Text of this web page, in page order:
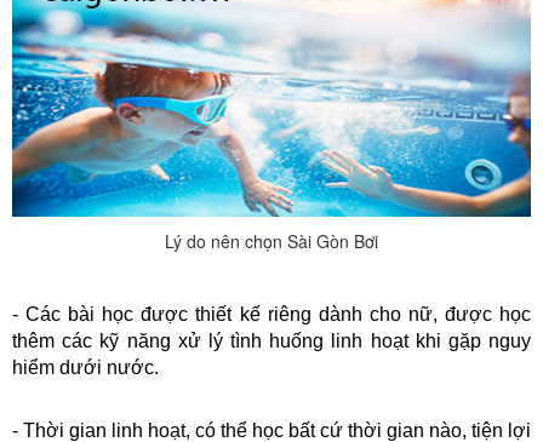
Lý do nên chọn Sài Gòn Bơi
- Các bài học được thiết kế riêng dành cho nữ, được học
thêm các kỹ năng xử lý tình huống linh hoạt khi gặp nguy
hiểm dưới nước.
- Thời gian linh hoạt, có thể học bất cứ thời gian nào, tiện lợi